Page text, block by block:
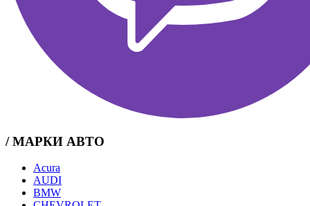
/ МАРКИ АВТО
Acura
AUDI
BMW